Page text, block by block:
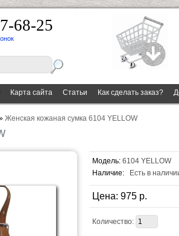
68-25
Карта сайта Статьи Как сделать заказ?
Женская кожаная сумка 6104 YELLOW
Модель: 6104 YELLOW
Наличие:
Есть в
Цена: 975 p.
Количество: